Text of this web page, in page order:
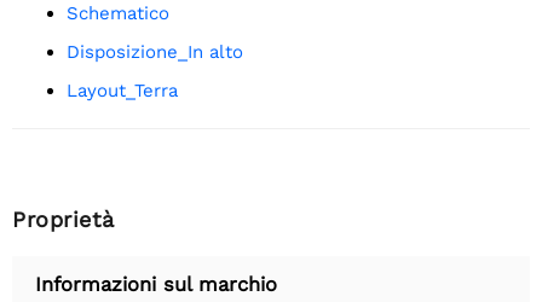
schematico
Disposizione_In alto
Layout_Terra
Proprietà
Informazioni sul marchio